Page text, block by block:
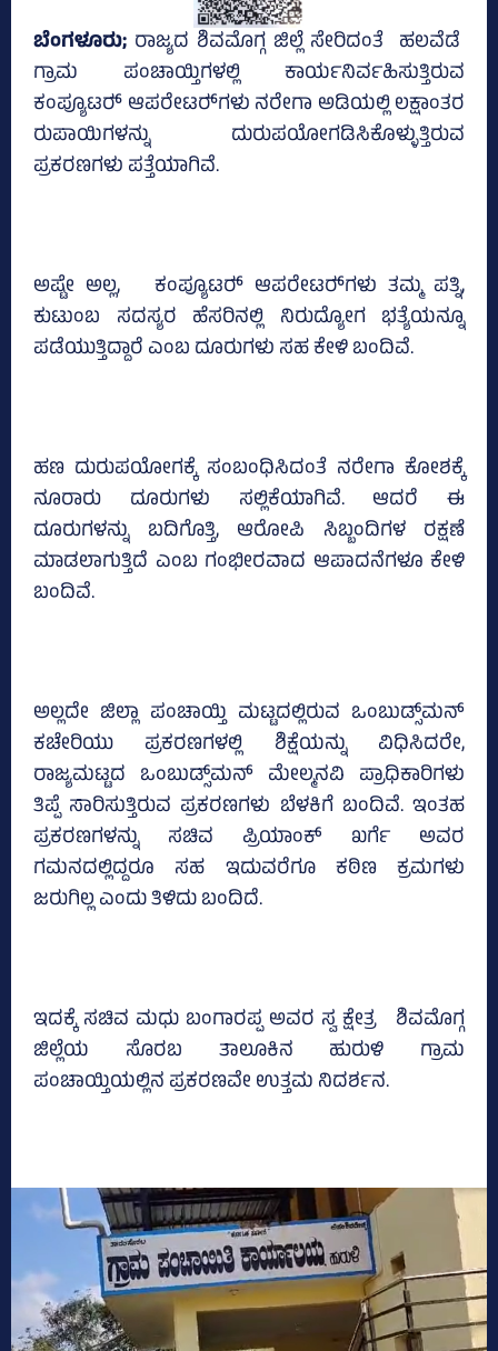
ಬೆಂಗಳೂರು; ರಾಜ್ಯದ ಶಿವಮೊಗ್ಗ ಜಿಲ್ಲೆ ಸೇರಿದಂತೆ ಹಲವೆಡೆ
ಗ್ರಾಮ ಪಂಚಾಯ್ತಿಗಳಲ್ಲಿ ಕಾರ್ಯನಿರ್ವಹಿಸುತ್ತಿರುವ
ಕಂಪ್ಯೂಟರ್‍‌ ಆಪರೇಟರ್‍‌ಗಳು ನರೇಗಾ ಅಡಿಯಲ್ಲಿ ಲಕ್ಷಾಂತರ
ರುಪಾಯಿಗಳನ್ನು ದುರುಪಯೋಗಡಿಸಿಕೊಳ್ಳುತ್ತಿರುವ
ಪ್ರಕರಣಗಳು ಪತ್ತೆಯಾಗಿವೆ.
ಅಷ್ಟೇ ಅಲ್ಲ, ಕಂಪ್ಯೂಟರ್‍‌ ಆಪರೇಟರ್‍‌ಗಳು ತಮ್ಮ ಪತ್ನಿ,
ಕುಟುಂಬ ಸದಸ್ಯರ ಹೆಸರಿನಲ್ಲಿ ನಿರುದ್ಯೋಗ ಭತ್ಯೆಯನ್ನೂ
ಪಡೆಯುತ್ತಿದ್ದಾರೆ ಎಂಬ ದೂರುಗಳು ಸಹ ಕೇಳಿ ಬಂದಿವೆ.
ಹಣ ದುರುಪಯೋಗಕ್ಕೆ ಸಂಬಂಧಿಸಿದಂತೆ ನರೇಗಾ ಕೋಶಕ್ಕೆ
ನೂರಾರು ದೂರುಗಳು ಸಲ್ಲಿಕೆಯಾಗಿವೆ. ಆದರೆ ಈ
ದೂರುಗಳನ್ನು ಬದಿಗೊತ್ತಿ, ಆರೋಪಿ ಸಿಬ್ಬಂದಿಗಳ ರಕ್ಷಣೆ
ಮಾಡಲಾಗುತ್ತಿದೆ ಎಂಬ ಗಂಭೀರವಾದ ಆಪಾದನೆಗಳೂ ಕೇಳಿ
ಬಂದಿವೆ.
ಅಲ್ಲದೇ ಜಿಲ್ಲಾ ಪಂಚಾಯ್ತಿ ಮಟ್ಟದಲ್ಲಿರುವ ಒಂಬುಡ್ಸ್‌ಮನ್‌
ಕಚೇರಿಯು ಪ್ರಕರಣಗಳಲ್ಲಿ ಶಿಕ್ಷೆಯನ್ನು ವಿಧಿಸಿದರೇ,
ರಾಜ್ಯಮಟ್ಟದ ಒಂಬುಡ್ಸ್‌ಮನ್‌ ಮೇಲ್ಮನವಿ ಪ್ರಾಧಿಕಾರಿಗಳು
ತಿಪ್ಪೆ ಸಾರಿಸುತ್ತಿರುವ ಪ್ರಕರಣಗಳು ಬೆಳಕಿಗೆ ಬಂದಿವೆ. ಇಂತಹ
ಪ್ರಕರಣಗಳನ್ನು ಸಚಿವ ಪ್ರಿಯಾಂಕ್‌ ಖರ್ಗೆ ಅವರ
ಗಮನದಲ್ಲಿದ್ದರೂ ಸಹ ಇದುವರೆಗೂ ಕಠಿಣ ಕ್ರಮಗಳು
ಜರುಗಿಲ್ಲ ಎಂದು ತಿಳಿದು ಬಂದಿದೆ.
ಇದಕ್ಕೆ ಸಚಿವ ಮಧು ಬಂಗಾರಪ್ಪ ಅವರ ಸ್ವ ಕ್ಷೇತ್ರ ಶಿವಮೊಗ್ಗ
ಜಿಲ್ಲೆಯ ಸೊರಬ ತಾಲೂಕಿನ ಹುರುಳಿ ಗ್ರಾಮ
ಪಂಚಾಯ್ತಿಯಲ್ಲಿನ ಪ್ರಕರಣವೇ ಉತ್ತಮ ನಿದರ್ಶನ.